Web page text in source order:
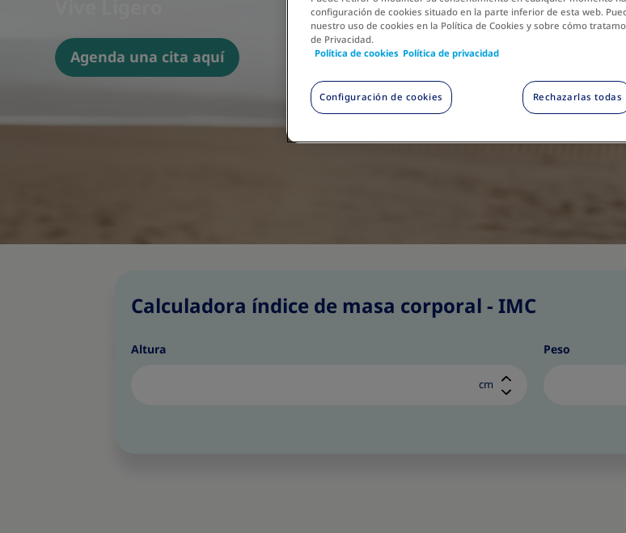
Agenda una cita aquí
Calculadora índice de masa corporal - IMC
Altura
cm
Peso
configuración de cookies situado en la parte inferior de esta web.
nuestro uso de cookies en la Política de Cookies y sobre cómo
de Privacidad.
Política de cookies Política de privacidad
Configuración de cookies Rechazarlas todas